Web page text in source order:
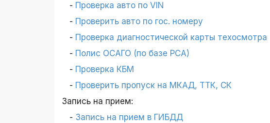
Проверка авто по VIN
Проверить авто по гос. номеру
Проверка диагностической карты техосмотра
Полис ОСАГО (по базе РСА)
Проверка КБМ
Проверить пропуск на МКАД, ТТК, СК
Запись на прием:
Запись на прием в ГИБДД